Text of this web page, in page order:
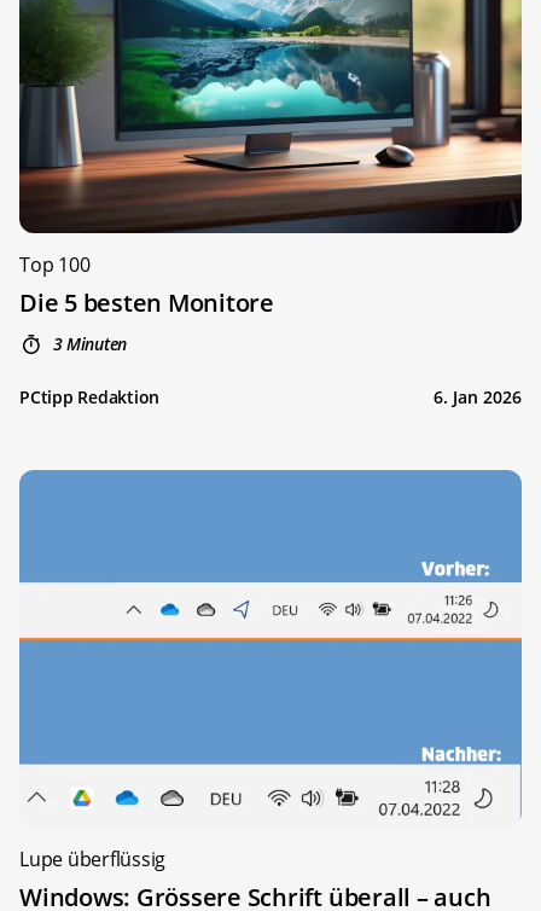
Top 100
Die 5 besten Monitore
3 Minuten
PCtipp Redaktion 6. Jan 2026
Lupe überflüssig
Windows: Grössere Schrift überall – auch